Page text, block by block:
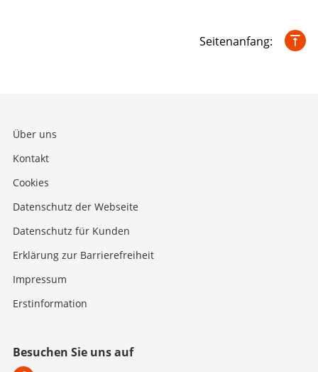
Seitenanfang:
Über uns
Kontakt
Cookies
Datenschutz der Webseite
Datenschutz für Kunden
Erklärung zur Barrierefreiheit
Impressum
Erstinformation
Besuchen Sie uns auf